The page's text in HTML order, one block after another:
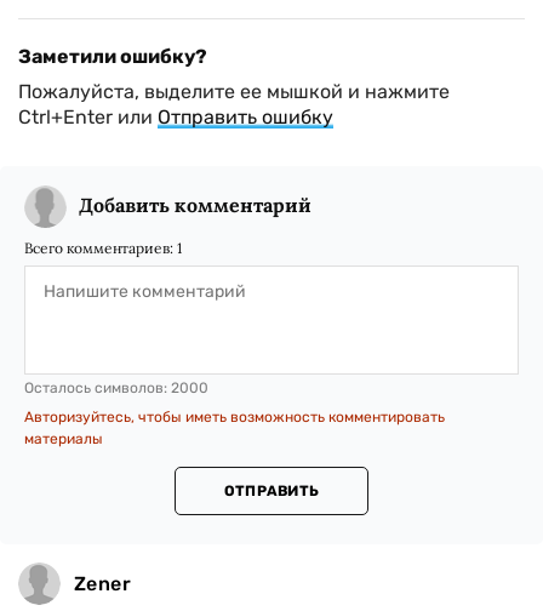
Заметили ошибку?
Пожалуйста, выделите ее мышкой и нажмите
Ctrl+Enter или Отправить ошибку
Добавить комментарий
Всего комментариев: 1
Осталось символов: 2000
Авторизуйтесь, чтобы иметь возможность комментировать
материалы
ОТПРАВИТЬ
Zener